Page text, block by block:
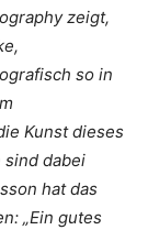
zeigt,
so in
Kunst dieses
sind dabei
hat das
„Ein gutes